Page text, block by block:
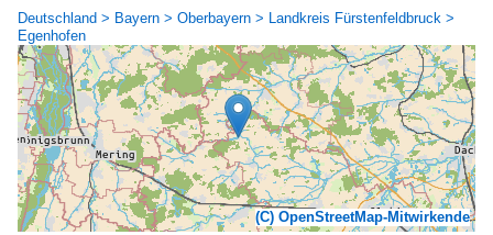
Deutschland > Bayern > Oberbayern > Landkreis Fürstenfeldbruck >
Egenhofen
(C) OpenStreetMap-Mitwirkende